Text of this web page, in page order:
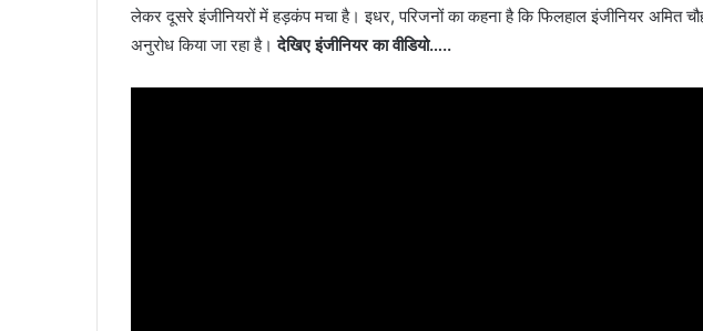
लेकर दूसरे इंजीनियरों में हड़कंप मचा है। इधर, परिजनों का कहना है कि फिलहाल इंजीनियर अमित
अनुरोध किया जा रहा है।देखिए इंजीनियर का वीडियो…..